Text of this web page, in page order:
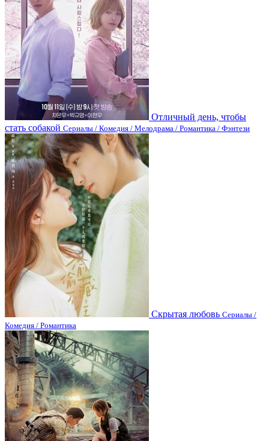
Отличный день, чтобы
стать собакой Сериалы / Комедия / Мелодрама / Романтика / Фэнтези
Скрытая любовь Сериалы /
Комедия / Романтика